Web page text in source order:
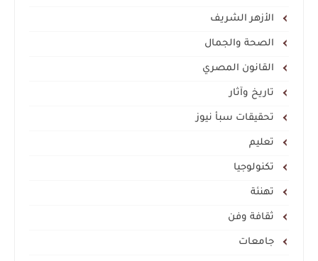
الأزهر الشريف
الصحة والجمال
القانون المصري
تاريخ وآثار
تحقيقات سبأ نيوز
تعليم
تكنولوجيا
تهنئة
ثقافة وفن
جامعات